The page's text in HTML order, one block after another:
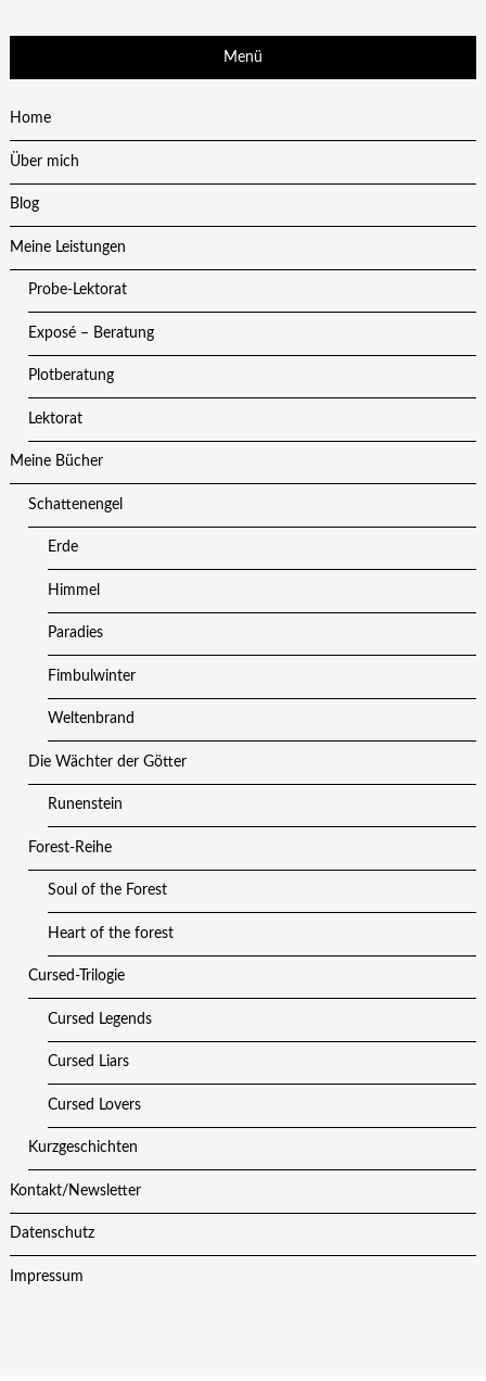
Menü
Home
Über mich
Blog
Meine Leistungen
Probe-Lektorat
Exposé – Beratung
Plotberatung
Lektorat
Meine Bücher
Schattenengel
Erde
Himmel
Paradies
Fimbulwinter
Weltenbrand
Die Wächter der Götter
Runenstein
Forest-Reihe
Soul of the Forest
Heart of the forest
Cursed-Trilogie
Cursed Legends
Cursed Liars
Cursed Lovers
Kurzgeschichten
Kontakt/Newsletter
Datenschutz
Impressum